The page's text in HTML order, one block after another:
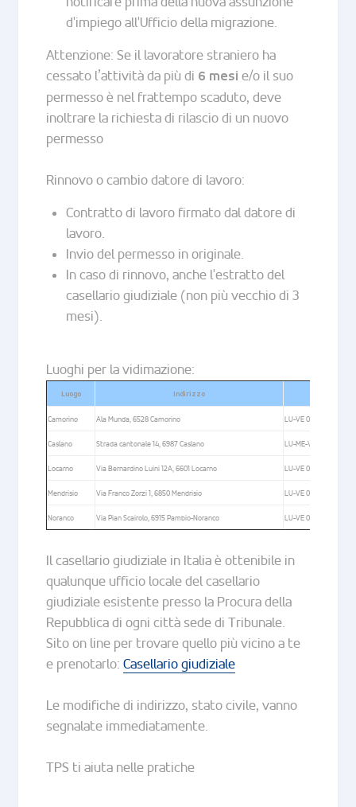
d'impiego all'Ufficio della migrazione.
Attenzione: Se il lavoratore straniero ha
cessato l’attività da più di 6 mesi e/o il suo
permesso è nel frattempo scaduto, deve
inoltrare la richiesta di rilascio di un nuovo
permesso
Rinnovo o cambio datore di lavoro:
Contratto di lavoro firmato dal datore di
lavoro.
Invio del permesso in originale.
In caso di rinnovo, anche l'estratto del
casellario giudiziale (non più vecchio di 3
mesi).
Luoghi per la vidimazione:
Luogo Indirizzo
Camorino Ala Munda, 6528 Camorino LU-VE 08:30 - 12:00 /
Caslano Strada cantonale 14, 6987 Caslano LU-ME-VE-SA 08:30 -
Locarno Via Bernardino Luini 12A, 6601 Locarno LU-VE 08:30 - 12:00 /
Mendrisio Via Franco Zorzi 1, 6850 Mendrisio LU-VE 09:00 - 12:00 /
Noranco Via Pian Scairolo, 6915 Pambio-Noranco LU-VE 08:30 - 12:00 /
Il casellario giudiziale in Italia è ottenibile in
qualunque ufficio locale del casellario
giudiziale esistente presso la Procura della
Repubblica di ogni città sede di Tribunale.
Sito on line per trovare quello più vicino a te
e prenotarlo:Casellario giudiziale
Le modifiche di indirizzo, stato civile, vanno
segnalate immediatamente.
TPS ti aiuta nelle pratiche